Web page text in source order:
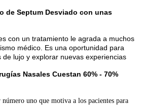
de Septum Desviado con unas
con un tratamiento le agrada a muchos
médico. Es una oportunidad para
lujo y explorar nuevas experiencias
Nasales Cuestan 60% - 70%
uno que motiva a los pacientes para